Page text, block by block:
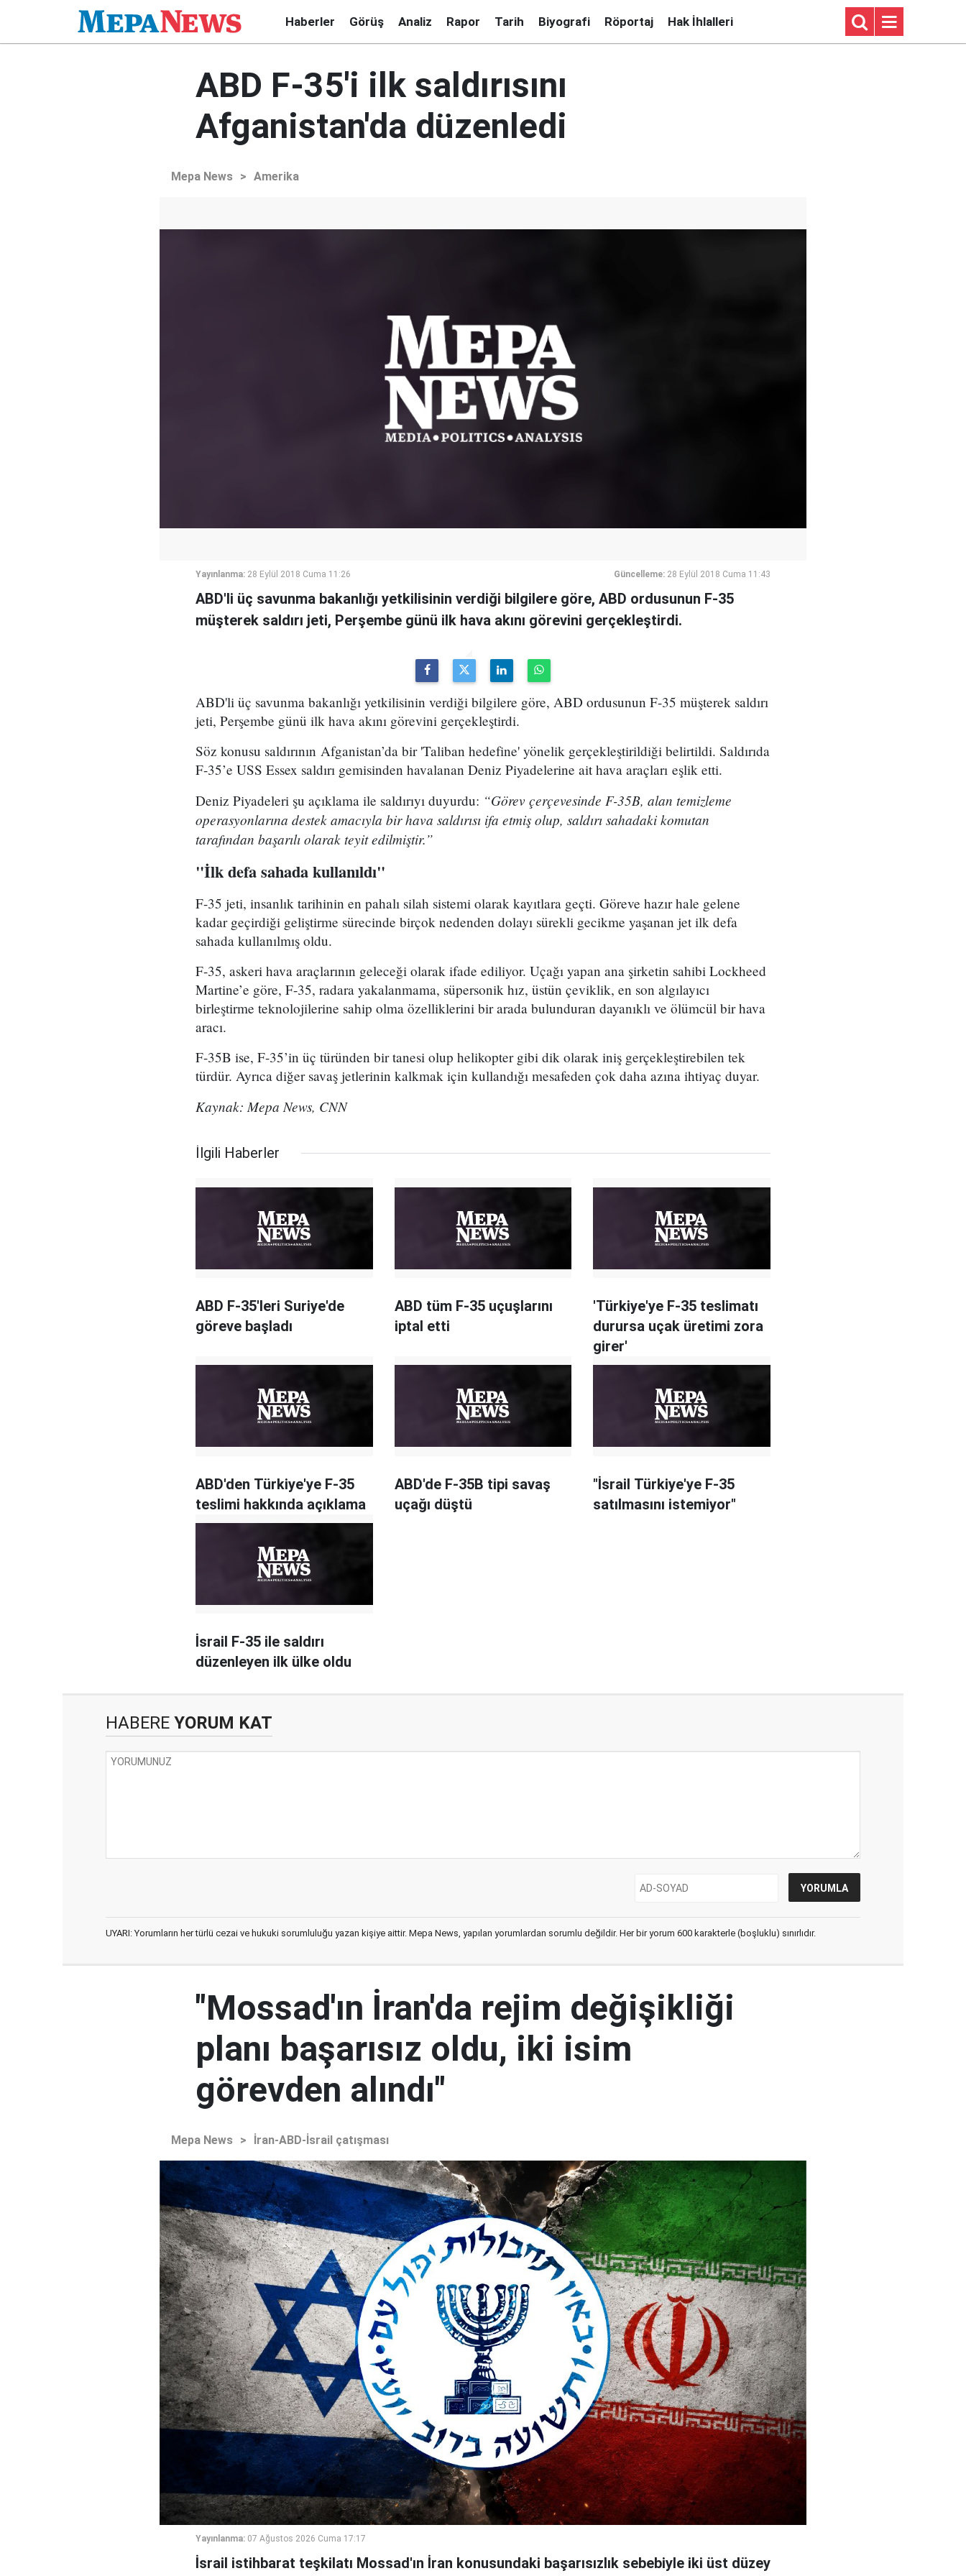
Haberler Görüş Analiz Rapor Tarih Biyografi Röportaj Hak İhlalleri
ABD F-35'i ilk saldırısını
Afganistan'da düzenledi
Mepa News > Amerika
Yayınlanma: 28 Eylül 2018 Cuma 11:26 Güncelleme: 28 Eylül 2018 Cuma 11:43
ABD'li üç savunma bakanlığı yetkilisinin verdiği bilgilere göre, ABD ordusunun F-35
müşterek saldırı jeti, Perşembe günü ilk hava akını görevini gerçekleştirdi.
ABD'li üç savunma bakanlığı yetkilisinin verdiği bilgilere göre, ABD ordusunun F-35 müşterek saldırı
jeti, Perşembe günü ilk hava akını görevini gerçekleştirdi.
Söz konusu saldırının Afganistan’da bir 'Taliban hedefine' yönelik gerçekleştirildiği belirtildi. Saldırıda
F-35’e USS Essex saldırı gemisinden havalanan Deniz Piyadelerine ait hava araçları eşlik etti.
Deniz Piyadeleri şu açıklama ile saldırıyı duyurdu: “Görev çerçevesinde F-35B, alan temizleme
operasyonlarına destek amacıyla bir hava saldırısı ifa etmiş olup, saldırı sahadaki komutan
tarafından başarılı olarak teyit edilmiştir.”
"İlk defa sahada kullanıldı"
F-35 jeti, insanlık tarihinin en pahalı silah sistemi olarak kayıtlara geçti. Göreve hazır hale gelene
kadar geçirdiği geliştirme sürecinde birçok nedenden dolayı sürekli gecikme yaşanan jet ilk defa
sahada kullanılmış oldu.
F-35, askeri hava araçlarının geleceği olarak ifade ediliyor. Uçağı yapan ana şirketin sahibi Lockheed
Martine’e göre, F-35, radara yakalanmama, süpersonik hız, üstün çeviklik, en son algılayıcı
birleştirme teknolojilerine sahip olma özelliklerini bir arada bulunduran dayanıklı ve ölümcül bir hava
aracı.
F-35B ise, F-35’in üç türünden bir tanesi olup helikopter gibi dik olarak iniş gerçekleştirebilen tek
türdür. Ayrıca diğer savaş jetlerinin kalkmak için kullandığı mesafeden çok daha azına ihtiyaç duyar.
Kaynak: Mepa News, CNN
İlgili Haberler
ABD F-35'leri Suriye'de
göreve başladı
ABD tüm F-35 uçuşlarını
iptal etti
'Türkiye'ye F-35 teslimatı
durursa uçak üretimi zora
girer'
ABD'den Türkiye'ye F-35
teslimi hakkında açıklama
ABD'de F-35B tipi savaş
uçağı düştü
"İsrail Türkiye'ye F-35
satılmasını istemiyor"
İsrail F-35 ile saldırı
düzenleyen ilk ülke oldu
HABERE YORUM KAT
UYARI: Yorumların her türlü cezai ve hukuki sorumluluğu yazan kişiye aittir. Mepa News, yapılan yorumlardan sorumlu değildir. Her bir yorum 600 karakterle (boşluklu) sınırlıdır.
"Mossad'ın İran'da rejim değişikliği
planı başarısız oldu, iki isim
görevden alındı"
Mepa News > İran-ABD-İsrail çatışması
Yayınlanma: 07 Ağustos 2026 Cuma 17:17
İsrail istihbarat teşkilatı Mossad'ın İran konusundaki başarısızlık sebebiyle iki üst düzey